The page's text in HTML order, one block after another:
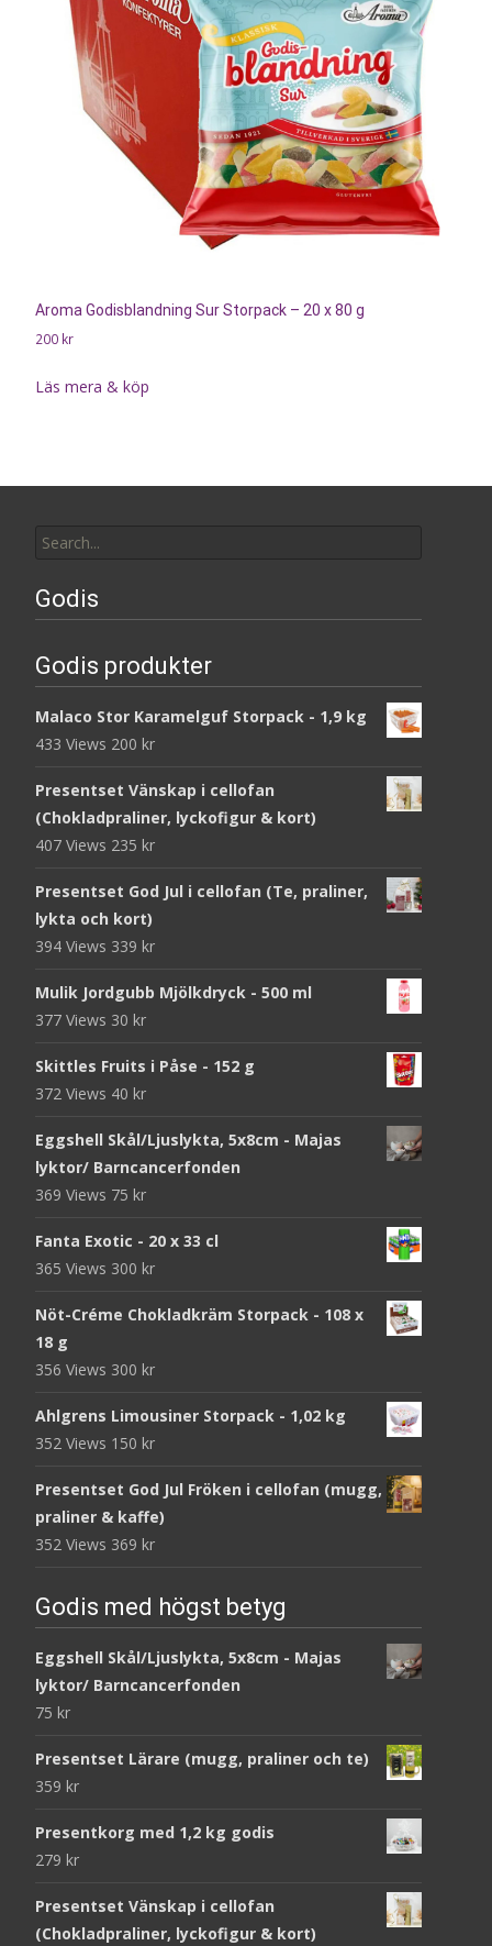
Aroma Godisblandning Sur Storpack – 20 x 80 g
200 kr
Läs mera & köp
for:
Godis
Godis produkter
Malaco Stor Karamelguf Storpack - 1,9 kg
433 Views 200 kr
Presentset Vänskap i cellofan
(Chokladpraliner, lyckofigur & kort)
407 Views 235 kr
Presentset God Jul i cellofan (Te, praliner,
lykta och kort)
394 Views 339 kr
Mulik Jordgubb Mjölkdryck - 500 ml
377 Views 30 kr
Skittles Fruits i Påse - 152 g
372 Views 40 kr
Eggshell Skål/Ljuslykta, 5x8cm - Majas
lyktor/ Barncancerfonden
369 Views 75 kr
Fanta Exotic - 20 x 33 cl
365 Views 300 kr
Nöt-Créme Chokladkräm Storpack - 108 x
18 g
356 Views 300 kr
Ahlgrens Limousiner Storpack - 1,02 kg
352 Views 150 kr
Presentset God Jul Fröken i cellofan (mugg,
praliner & kaffe)
352 Views 369 kr
Godis med högst betyg
Eggshell Skål/Ljuslykta, 5x8cm - Majas
lyktor/ Barncancerfonden
75 kr
Presentset Lärare (mugg, praliner och te)
359 kr
Presentkorg med 1,2 kg godis
279 kr
Presentset Vänskap i cellofan
(Chokladpraliner, lyckofigur & kort)